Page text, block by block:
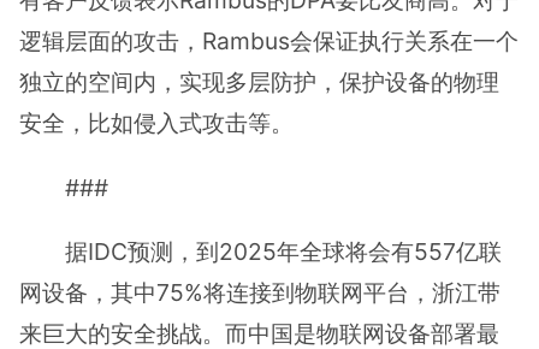
逻辑层面的攻击，Rambus会保证执行关系在一个
独立的空间内，实现多层防护，保护设备的物理
安全，比如侵入式攻击等。
###
据IDC预测，到2025年全球将会有557亿联
网设备，其中75%将连接到物联网平台，浙江带
来巨大的安全挑战。而中国是物联网设备部署最